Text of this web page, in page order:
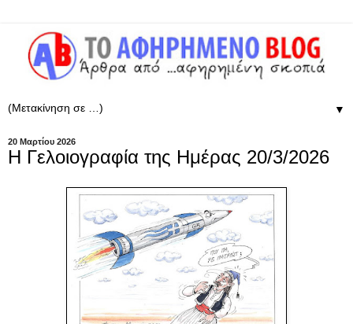
▼
20 Μαρτίου 2026
Η Γελοιογραφία της Ημέρας 20/3/2026